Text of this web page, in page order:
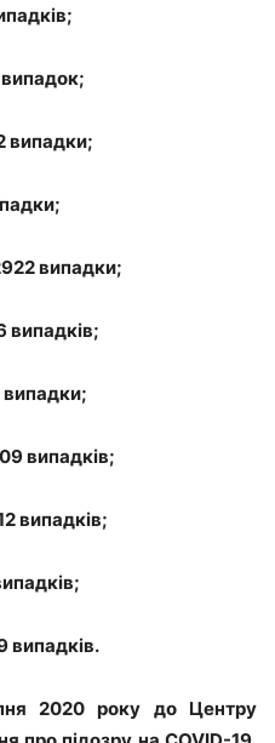
випадки;
випадки;
випадків;
випадків;
випадків;
випадків.
2020 року до Центру